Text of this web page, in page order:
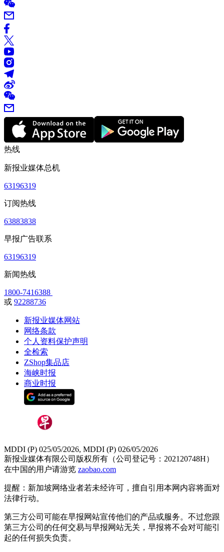
热线
新报业媒体总机
63196319
订阅热线
63883838
早报广告联系
63196319
新闻热线
1800-7416388
或 92288736
新报业媒体网站
网络条款
个人资料保护声明
全检索
ZShop集品店
海峡时报
商业时报
MDDI (P) 025/05/2026, MDDI (P) 026/05/2026
新报业媒体有限公司版权所有（公司登记号：202120748H）
在中国的用户请游览 zaobao.com
提醒：新加坡网络业者若未经许可，擅自引用本网内容将面对
法律行动。
第三方公司可能在早报网站宣传他们的产品或服务。不过您跟
第三方公司的任何交易与早报网站无关，早报将不会对可能引
起的任何损失负责。